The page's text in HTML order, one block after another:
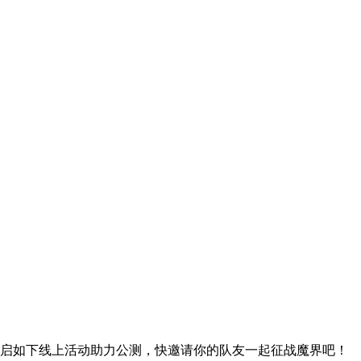
下线上活动助力公测，快邀请你的队友一起征战魔界吧！